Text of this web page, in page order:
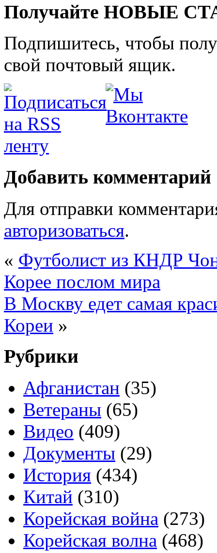
Получайте НОВЫЕ
Подпишитесь, чтобы
свой почтовый ящик.
Добавить комментарий
Для отправки
авторизоваться.
« Футболист из КНДР
Корее послом мира
В Москву едет самая
Кореи »
Рубрики
Афганистан (35)
Ветераны (65)
Видео (409)
Документы (29)
История (434)
Китай (310)
Корейская война (273)
Корейская волна (468)